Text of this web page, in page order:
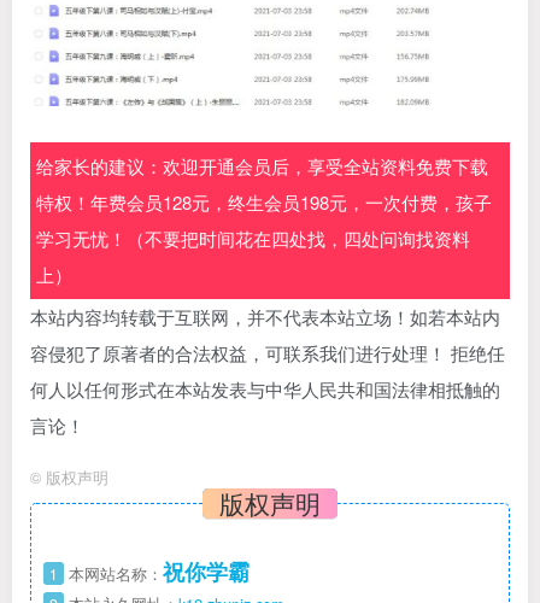
给家长的建议：欢迎开通会员后，享受全站资料免费下载
特权！年费会员128元，终生会员198元，一次付费，孩子
学习无忧！（不要把时间花在四处找，四处问询找资料
上）
本站内容均转载于互联网，并不代表本站立场！如若本站内
容侵犯了原著者的合法权益，可联系我们进行处理！ 拒绝任
何人以任何形式在本站发表与中华人民共和国法律相抵触的
言论！
© 版权声明
版权声明
1 本网站名称： 祝你学霸